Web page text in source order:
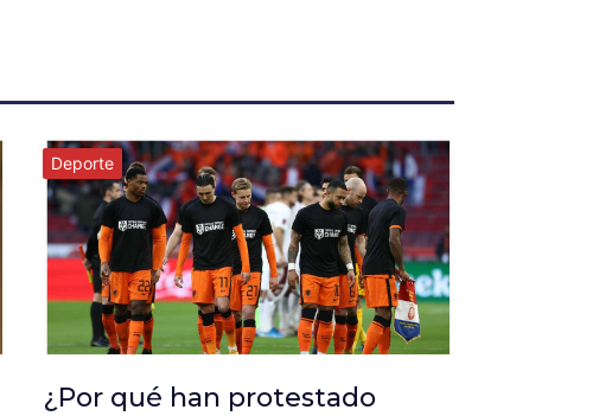
Deporte
¿Por qué han protestado